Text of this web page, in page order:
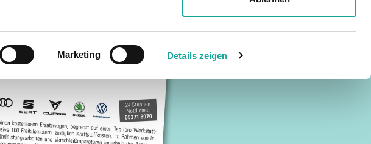
Marketing Details zeigen